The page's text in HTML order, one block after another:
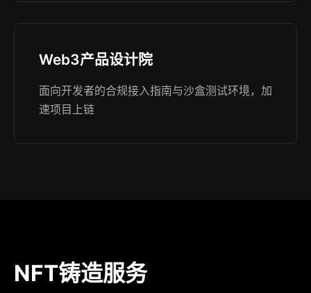
Web3产品设计院
面向开发者的合规接入指南与沙盒测试环境，加
速项目上链
NFT铸造服务